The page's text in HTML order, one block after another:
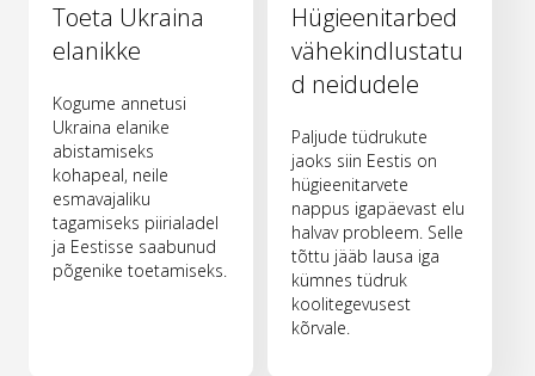
Toeta Ukraina
elanikke
Kogume annetusi
Ukraina elanike
abistamiseks
kohapeal, neile
esmavajaliku
tagamiseks piirialadel
ja Eestisse saabunud
põgenike toetamiseks.
Hügieenitarbed
vähekindlustatu
d neidudele
Paljude tüdrukute
jaoks siin Eestis on
hügieenitarvete
nappus igapäevast elu
halvav probleem. Selle
tõttu jääb lausa iga
kümnes tüdruk
koolitegevusest
kõrvale.